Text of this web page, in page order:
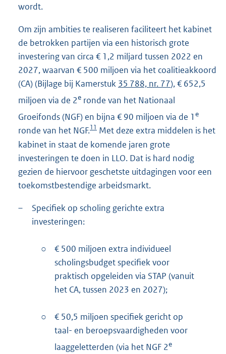
wordt.
Om zijn ambities te realiseren faciliteert het kabinet
de betrokken partijen via een historisch grote
investering van circa € 1,2 miljard tussen 2022 en
2027, waarvan € 500 miljoen via het coalitieakkoord
(CA) (Bijlage bij Kamerstuk 35 788, nr. 77), € 652,5
miljoen via de 2e ronde van het Nationaal
Groeifonds (NGF) en bijna € 90 miljoen via de 1 e
ronde van het NGF.11 Met deze extra middelen is het
kabinet in staat de komende jaren grote
investeringen te doen in LLO. Dat is hard nodig
gezien de hiervoor geschetste uitdagingen voor een
toekomstbestendige arbeidsmarkt.
–
Specifiek op scholing gerichte extra
investeringen:
○
€ 500 miljoen extra individueel
scholingsbudget specifiek voor
praktisch opgeleiden via STAP (vanuit
het CA, tussen 2023 en 2027);
○
€ 50,5 miljoen specifiek gericht op
taal- en beroepsvaardigheden voor
laaggeletterden (via het NGF 2e